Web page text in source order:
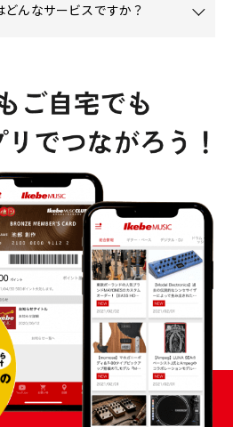
んなサービスですか？